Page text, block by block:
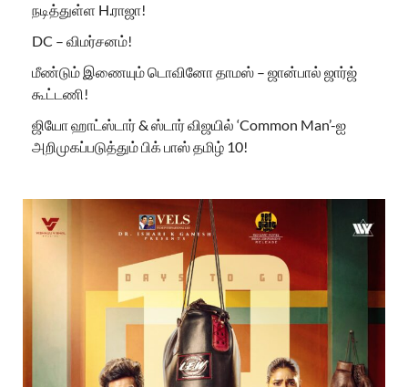
நடித்துள்ள H.ராஜா!
DC – விமர்சனம்!
மீண்டும் இணையும் டொவினோ தாமஸ் – ஜான்பால் ஜார்ஜ்
கூட்டணி!
ஜியோ ஹாட்ஸ்டார் & ஸ்டார் விஜயில் ‘Common Man’-ஐ
அறிமுகப்படுத்தும் பிக் பாஸ் தமிழ் 10!